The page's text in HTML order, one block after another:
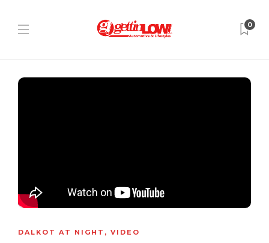
0
DALKOT AT NIGHT , VIDEO